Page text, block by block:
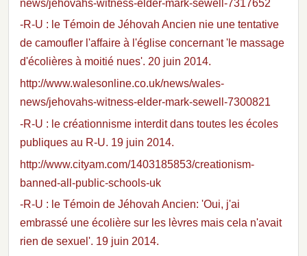
news/jehovahs-witness-elder-mark-sewell-7317652
-R-U : le Témoin de Jéhovah Ancien nie une tentative
de camoufler l'affaire à l'église concernant 'le massage
d'écolières à moitié nues'. 20 juin 2014.
http://www.walesonline.co.uk/news/wales-
news/jehovahs-witness-elder-mark-sewell-7300821
-R-U : le créationnisme interdit dans toutes les écoles
publiques au R-U. 19 juin 2014.
http://www.cityam.com/1403185853/creationism-
banned-all-public-schools-uk
-R-U : le Témoin de Jéhovah Ancien: 'Oui, j'ai
embrassé une écolière sur les lèvres mais cela n'avait
rien de sexuel'. 19 juin 2014.